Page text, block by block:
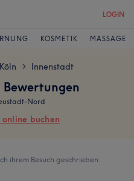
LOGIN
KOSMETIK MASSAGE
Köln > Innenstadt
Bewertungen
Nord
buchen
ihrem Besuch geschrieben.